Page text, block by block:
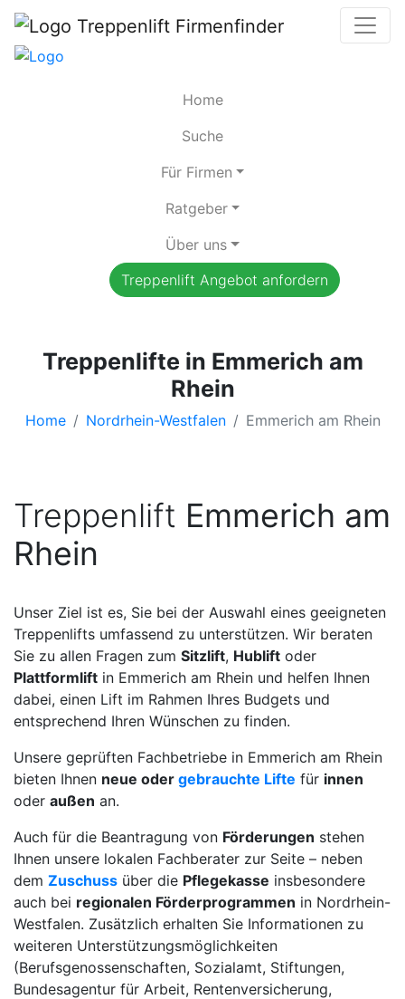
Home
Suche
Für Firmen
Ratgeber
Über uns
Treppenlift Angebot anfordern
Treppenlifte in Emmerich am
Rhein
Home Nordrhein-Westfalen Emmerich am Rhein
Treppenlift Emmerich am
Rhein
Unser Ziel ist es, Sie bei der Auswahl eines geeigneten
Treppenlifts umfassend zu unterstützen. Wir beraten
Sie zu allen Fragen zum Sitzlift, Hublift oder
Plattformlift in Emmerich am Rhein und helfen Ihnen
dabei, einen Lift im Rahmen Ihres Budgets und
entsprechend Ihren Wünschen zu finden.
Unsere geprüften Fachbetriebe in Emmerich am Rhein
bieten Ihnen neue oder gebrauchte Lifte für innen
oder außen an.
Auch für die Beantragung von Förderungen stehen
Ihnen unsere lokalen Fachberater zur Seite – neben
dem Zuschuss über die Pflegekasse insbesondere
auch bei regionalen Förderprogrammen in Nordrhein-
Westfalen. Zusätzlich erhalten Sie Informationen zu
weiteren Unterstützungsmöglichkeiten
(Berufsgenossenschaften, Sozialamt, Stiftungen,
Bundesagentur für Arbeit, Rentenversicherung,